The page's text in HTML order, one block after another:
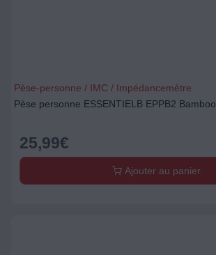
Pèse-personne / IMC / Impédancemètre
Pèse personne ESSENTIELB EPPB2 Bamboo
25,99€
Ajouter au panier